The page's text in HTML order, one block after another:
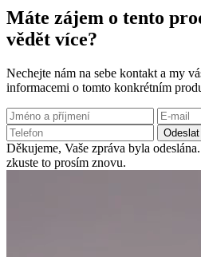
Máte zájem o tento
vědět více?
Nechejte nám na sebe kontakt a my
informacemi o tomto konkrétním
Odeslat
Děkujeme, Vaše zpráva byla odeslána.
zkuste to prosím znovu.